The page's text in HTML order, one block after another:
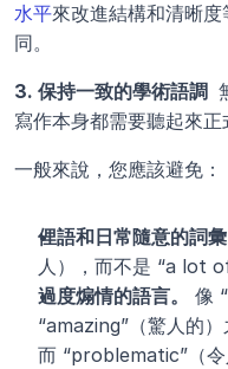
水平來改進結構和清晰
同。
3. 保持一致的學術語調
寫作本身都需要聽起來正
一般來說，您應該避免：
俚語和日常隨意的詞彙
人），而不是 “a lot
過度煽情的語言。
像
“amazing”（驚人的
而 “problematic”（